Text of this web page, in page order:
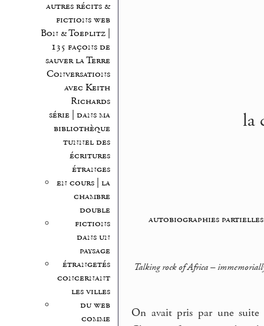
autres récits &
fictions web
Bon & Toeplitz |
135 façons de
sauver la Terre
Conversations
avec Keith
Richards
série | dans ma
bibliothèque
tunnel des
écritures
étranges
en cours | la
chambre
double
fictions
dans un
paysage
étrangetés
concernant
les villes
du web
comme
la
autobiographies partielles
Talking rock of Africa –
On avait pris par une suite